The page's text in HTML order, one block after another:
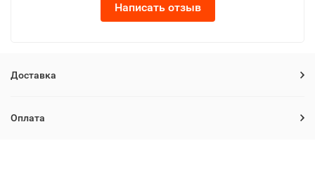
Написать отзыв
Доставка
Оплата